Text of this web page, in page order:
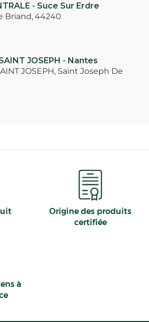
- Suce Sur Erdre
Briand,44240
JOSEPH - Nantes
JOSEPH, Saint Joseph De
Origine des produits
certifiée
à